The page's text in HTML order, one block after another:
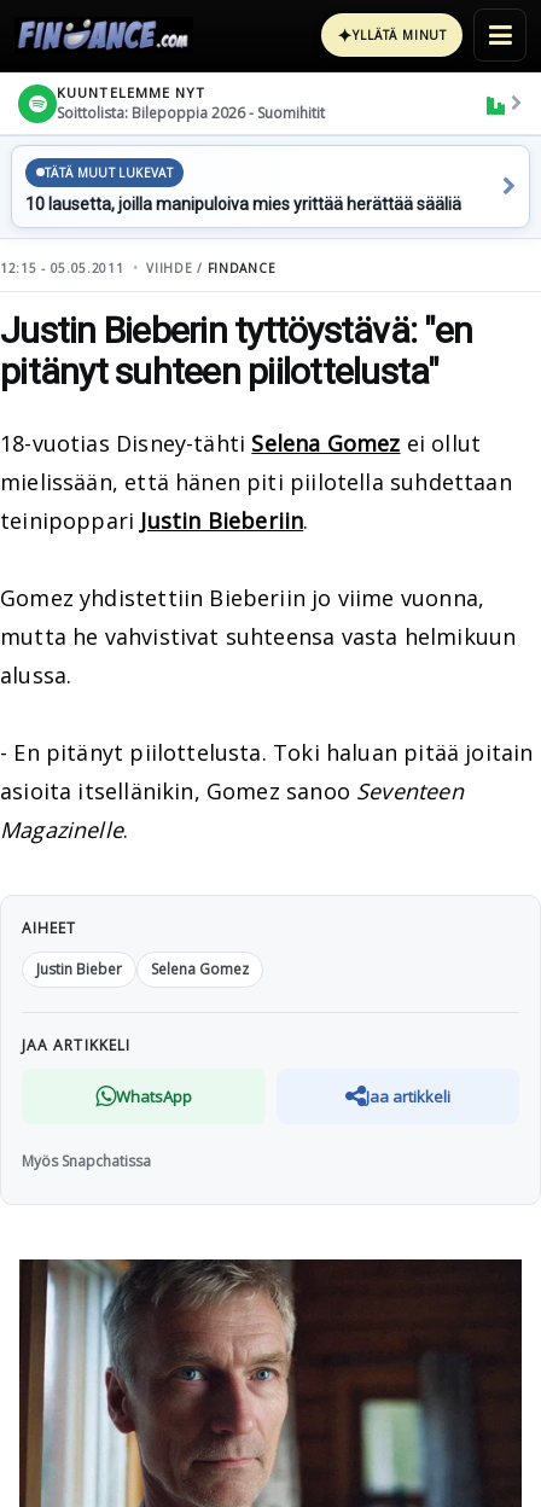
✦YLLÄTÄ MINUT
KUUNTELEMME NYT
Soittolista: Bilepoppia 2026 - Suomihitit
TÄTÄ MUUT LUKEVAT
10 lausetta, joilla manipuloiva mies yrittää herättää sääliä
12:15 - 05.05.2011 VIIHDE / FINDANCE
Justin Bieberin tyttöystävä: "en
pitänyt suhteen piilottelusta"
18-vuotias Disney-tähti Selena Gomez ei ollut
mielissään, että hänen piti piilotella suhdettaan
teinipoppari Justin Bieberiin.
Gomez yhdistettiin Bieberiin jo viime vuonna,
mutta he vahvistivat suhteensa vasta helmikuun
alussa.
- En pitänyt piilottelusta. Toki haluan pitää joitain
asioita itsellänikin, Gomez sanoo Seventeen
Magazinelle.
AIHEET
Justin Bieber
Selena Gomez
JAA ARTIKKELI
WhatsApp Jaa artikkeli
Myös Snapchatissa